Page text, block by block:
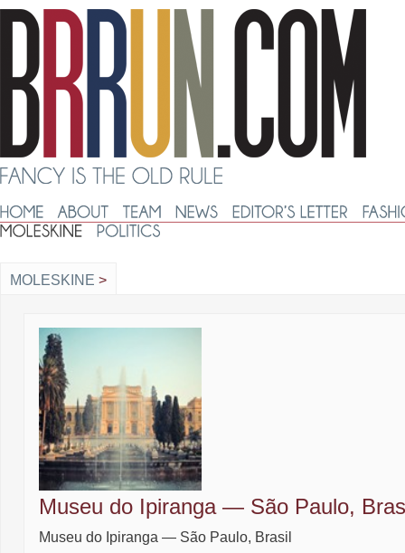
MOLESKINE >
Museu do Ipiranga ― São Paulo,
Museu do Ipiranga ― São Paulo, Brasil